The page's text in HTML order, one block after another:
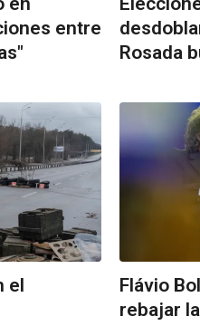
entre
Rosada
el
Flávio
rebajar